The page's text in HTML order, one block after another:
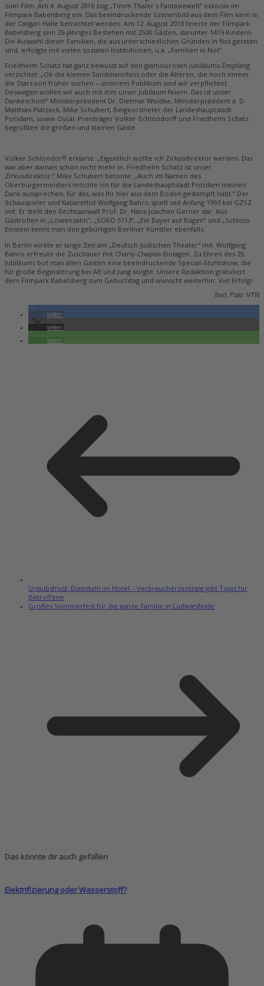
zum Film. Am 4. August 2016 zog „Timm Thaler s Fantasiewelt“ exklusiv im
Filmpark Babelsberg ein. Das beeindruckende Szenenbild aus dem Film kann in
der Caligari Halle betrachtet werden. Am 12. August 2018 feierte der Filmpark
Babelsberg sein 25-jähriges Bestehen mit 2500 Gästen, darunter 1419 Kindern.
Die Auswahl dieser Familien, die aus unterschiedlichen Gründen in Not geraten
sind, erfolgte mit vielen sozialen Institutionen, u.a. „Familien in Not“.
Friedhelm Schatz hat ganz bewusst auf den glamourösen Jubiläums-Empfang
verzichtet: „Ob die kleinen Sandmannfans oder die Älteren, die noch immer
die Stars von früher suchen – unserem Publikum sind wir verpflichtet.
Deswegen wollen wir auch mit ihm unser Jubiläum feiern. Das ist unser
Dankeschön!“ Ministerpräsident Dr. Dietmar Woidke, Ministerpräsident a. D.
Matthias Platzeck, Mike Schubert, Beigeordneter der Landeshauptstadt
Potsdam, sowie Oscar-Preisträger Volker Schlöndorff und Friedhelm Schatz
begrüßten die großen und kleinen Gäste.
Volker Schlöndorff erklärte: „Eigentlich wollte ich Zirkusdirektor werden. Das
war aber damals schon nicht mehr in. Friedhelm Schatz ist unser
Zirkusdirektor.“ Mike Schubert betonte: „Auch im Namen des
Oberbürgermeisters möchte ich für die Landeshauptstadt Potsdam meinen
Dank aussprechen, für das, was Ihr hier aus dem Boden gestampft habt.“ Der
Schauspieler und Kabarettist Wolfgang Bahro spielt seit Anfang 1993 bei GZSZ
mit. Er stellt den Rechtsanwalt Prof. Dr. Hans-Joachim Gerner dar. Aus
Gastrollen in „Löwenzahn“, „SOKO 5113“, „Ein Bayer auf Rügen“ und „Schloss
Einstein kennt man den gebürtigen Berliner Künstler ebenfalls.
In Berlin wirkte er lange Zeit am „Deutsch-Jüdischen Theater“ mit. Wolfgang
Bahro erfreute die Zuschauer mit Charly-Chaplin-Einlagen. Zu Ehren des 25.
Jubiläums bot man allen Gästen eine beeindruckende Special-Stuntshow, die
für große Begeisterung bei Alt und Jung sorgte. Unsere Redaktion gratuliert
dem Filmpark Babelsberg zum Geburtstag und wünscht weiterhin: Viel Erfolg!
Text, Foto: VTN
teilen
teilen
teilen
Urlaubsfrust: Diebstahl im Hotel – Verbraucherzentrale gibt Tipps für
Betroffene
Großes Sommerfest für die ganze Familie in Ludwigsfelde
Das könnte dir auch gefallen
Elektrifizierung oder Wasserstoff?